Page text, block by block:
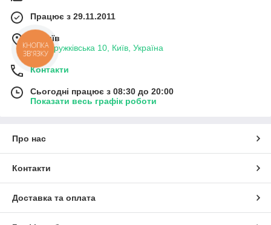
Працює з 29.11.2011
м. Київ
вул. Дружківська 10, Київ, Україна
Контакти
Сьогодні працює з 08:30 до 20:00
Показати весь графік роботи
Про нас
Контакти
Доставка та оплата
КНОПКА
ЗВ'ЯЗКУ